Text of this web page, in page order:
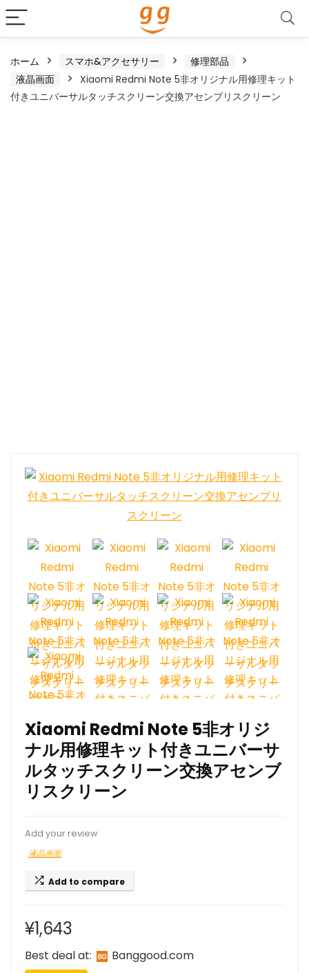
ホーム スマホ&アクセサリー
修理部品
液晶画面
Xiaomi Redmi Note 5非オリジナル用修理キット
付きユニバーサルタッチスクリーン交換アセンブリスクリーン
Xiaomi Redmi Note 5非オリジ
ナル用修理キット付きユニバーサ
ルタッチスクリーン交換アセンブ
リスクリーン
Add your review
液晶画面
Add to compare
¥1,643
Best deal at: banggood.com